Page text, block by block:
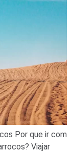
Por que ir com
Viajar